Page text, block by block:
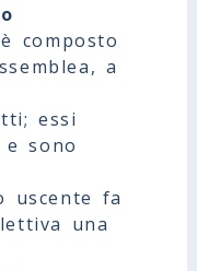
composto
a
essi
sono
uscente fa
una